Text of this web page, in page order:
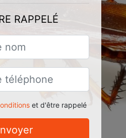
RAPPELÉ
et d'être rappelé